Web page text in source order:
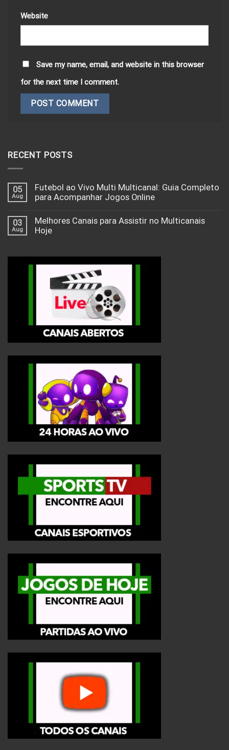
Website
Save my name, email, and website in this browser
for the next time I comment.
RECENT POSTS
05
Aug
Futebol ao Vivo Multi Multicanal: Guia Completo
para Acompanhar Jogos Online
03
Aug
Melhores Canais para Assistir no Multicanais
Hoje